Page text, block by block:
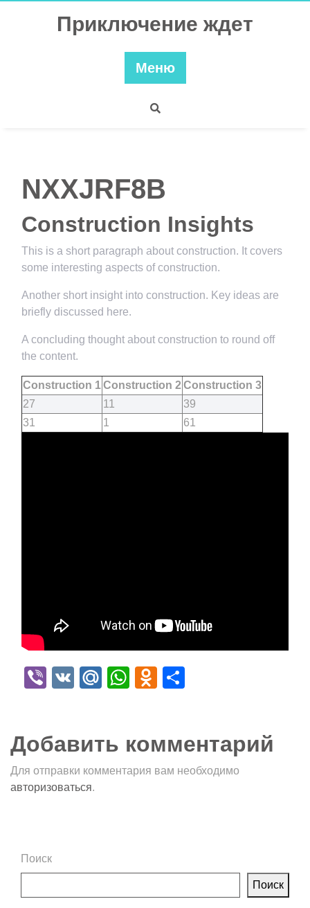
Приключение ждет
Меню
NXXJRF8B
Construction Insights
This is a short paragraph about construction. It covers
some interesting aspects of construction.
Another short insight into construction. Key ideas are
briefly discussed here.
A concluding thought about construction to round off
the content.
Construction 1Construction 2 Construction 3
27
11
39
31
1 61
Viber
VK Mail.Ru
WhatsApp
Odnoklassniki
Добавить комментарий
Для отправки комментария вам необходимо
авторизоваться.
Поиск
Поиск